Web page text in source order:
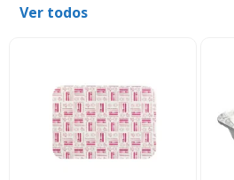
Ver todos